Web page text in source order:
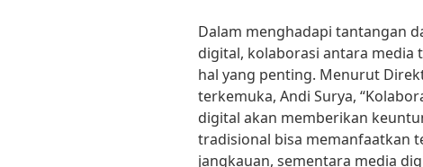
Dalam menghadapi tantangan
digital, kolaborasi antara media
hal yang penting. Menurut
terkemuka, Andi Surya,
digital akan memberikan
tradisional bisa memanfaatkan
jangkauan, sementara media